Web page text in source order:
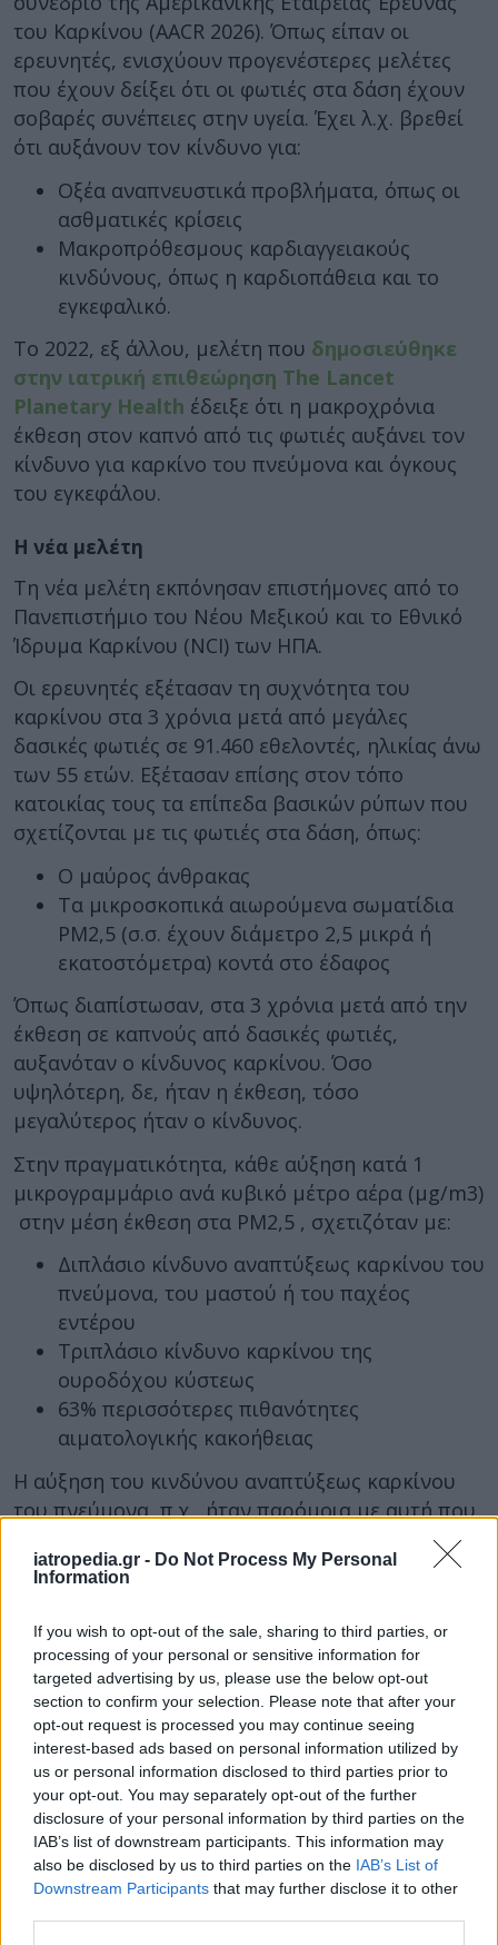
iatropedia.gr - Do Not Process My Personal
Information
If you wish to opt-out of the sale, sharing to third parties, or
processing of your personal or sensitive information for
targeted advertising by us, please use the below opt-out
section to confirm your selection. Please note that after your
opt-out request is processed you may continue seeing
interest-based ads based on personal information utilized by
us or personal information disclosed to third parties prior to
your opt-out. You may separately opt-out of the further
disclosure of your personal information by third parties on the
IAB’s list of downstream participants. This information may
also be disclosed by us to third parties on the IAB’s List of
Downstream Participants that may further disclose it to other
του Καρκίνου (AACR 2026). Όπως είπαν οι
ερευνητές, ενισχύουν προγενέστερες μελέτες
που έχουν δείξει ότι οι φωτιές στα δάση έχουν
σοβαρές συνέπειες στην υγεία. Έχει λ.χ. βρεθεί
ότι αυξάνουν τον κίνδυνο για:
Οξέα αναπνευστικά προβλήματα, όπως οι
ασθματικές κρίσεις
Μακροπρόθεσμους καρδιαγγειακούς
κινδύνους, όπως η καρδιοπάθεια και το
εγκεφαλικό.
Το 2022, εξ άλλου, μελέτη που δημοσιεύθηκε
στην ιατρική επιθεώρηση The Lancet
Planetary Health έδειξε ότι η μακροχρόνια
έκθεση στον καπνό από τις φωτιές αυξάνει τον
κίνδυνο για καρκίνο του πνεύμονα και όγκους
του εγκεφάλου.
Η νέα μελέτη
Τη νέα μελέτη εκπόνησαν επιστήμονες από το
Πανεπιστήμιο του Νέου Μεξικού και το Εθνικό
Ίδρυμα Καρκίνου (NCI) των ΗΠΑ.
Οι ερευνητές εξέτασαν τη συχνότητα του
καρκίνου στα 3 χρόνια μετά από μεγάλες
δασικές φωτιές σε 91.460 εθελοντές, ηλικίας άνω
των 55 ετών. Εξέτασαν επίσης στον τόπο
κατοικίας τους τα επίπεδα βασικών ρύπων που
σχετίζονται με τις φωτιές στα δάση, όπως:
Ο μαύρος άνθρακας
Τα μικροσκοπικά αιωρούμενα σωματίδια
PM2,5 (σ.σ. έχουν διάμετρο 2,5 μικρά ή
εκατοστόμετρα) κοντά στο έδαφος
Όπως διαπίστωσαν, στα 3 χρόνια μετά από την
έκθεση σε καπνούς από δασικές φωτιές,
αυξανόταν ο κίνδυνος καρκίνου. Όσο
υψηλότερη, δε, ήταν η έκθεση, τόσο
μεγαλύτερος ήταν ο κίνδυνος.
Στην πραγματικότητα, κάθε αύξηση κατά 1
μικρογραμμάριο ανά κυβικό μέτρο αέρα (μg/m3)
στην μέση έκθεση στα PM2,5 , σχετιζόταν με:
Διπλάσιο κίνδυνο αναπτύξεως καρκίνου του
πνεύμονα, του μαστού ή του παχέος
εντέρου
Τριπλάσιο κίνδυνο καρκίνου της
ουροδόχου κύστεως
63% περισσότερες πιθανότητες
αιματολογικής κακοήθειας
Η αύξηση του κινδύνου αναπτύξεως καρκίνου
του πνεύμονα, π.χ., ήταν παρόμοια με αυτή που
επιβλέπων ερευνητής Dr. Shuguang Leng,
Παθολογίας στο Πανεπιστήμιο του Νέου
Μεξικού.
Στη μελέτη εξετάσθηκε η δυνητική συσχέτιση
των δασικών πυρκαγιών και με άλλες μορφές
καρκίνου, όπως το μελάνωμα και ο καρκίνος των
ωοθηκών. Δεν βρέθηκε όμως να αυξάνουν και
αυτό τον κίνδυνο.
Τι σημαίνουν τα ευρήματα